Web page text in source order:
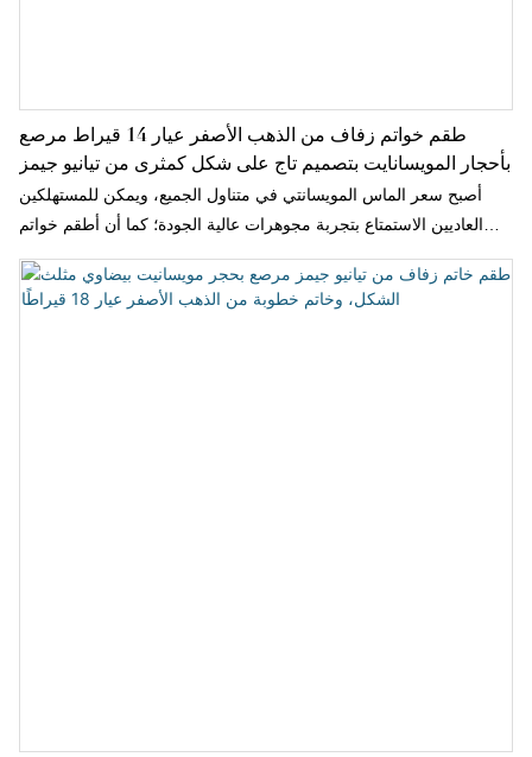
طقم خواتم زفاف من الذهب الأصفر عيار 14 قيراط مرصع
بأحجار المويسانايت بتصميم تاج على شكل كمثرى من تيانيو جيمز
أصبح سعر الماس المويسانتي في متناول الجميع، ويمكن للمستهلكين
العاديين الاستمتاع بتجربة مجوهرات عالية الجودة؛ كما أن أطقم خواتم
المويسانتي، بمزاياها الفريدة، أصبحت تدريجياً خياراً جديداً لخواتم الزفاف
في العصر الجديد.